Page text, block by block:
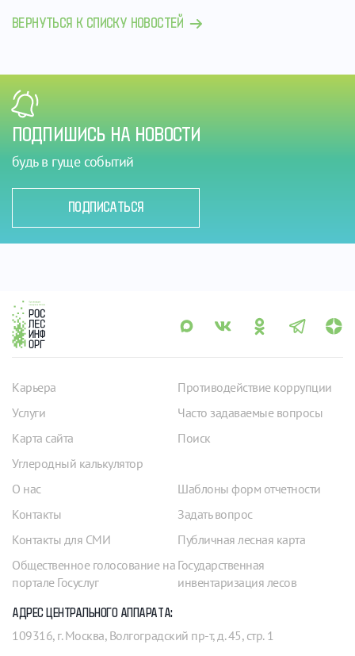
ВЕРНУТЬСЯ К СПИСКУ НОВОСТЕЙ
ПОДПИШИСЬ НА НОВОСТИ
будь в гуще событий
ПОДПИСАТЬСЯ
Карьера
Услуги
Карта сайта
Углеродный калькулятор
Противодействие коррупции
Часто задаваемые вопросы
Поиск
О нас
Контакты
Контакты для СМИ
Общественное голосование на
портале Госуслуг
Шаблоны форм отчетности
Задать вопрос
Публичная лесная карта
Государственная
инвентаризация лесов
АДРЕС ЦЕНТРАЛЬНОГО АППАРАТА:
109316, г. Москва, Волгоградский пр-т, д. 45, стр. 1